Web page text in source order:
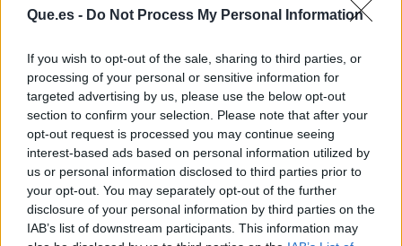
Que.es - Do Not Process My Personal Information
If you wish to opt-out of the sale, sharing to third parties, or
processing of your personal or sensitive information for
targeted advertising by us, please use the below opt-out
section to confirm your selection. Please note that after your
opt-out request is processed you may continue seeing
interest-based ads based on personal information utilized by
us or personal information disclosed to third parties prior to
your opt-out. You may separately opt-out of the further
disclosure of your personal information by third parties on the
IAB’s list of downstream participants. This information may
Publicidad